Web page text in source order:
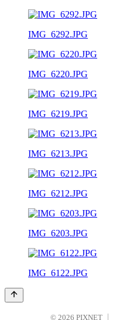
IMG_6292.JPG
IMG_6220.JPG
IMG_6219.JPG
IMG_6213.JPG
IMG_6212.JPG
IMG_6203.JPG
IMG_6122.JPG
© 2026 PIXNET